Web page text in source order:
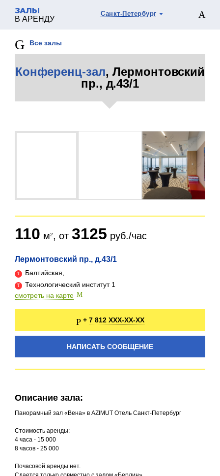
ЗАЛЫ
В АРЕНДУ
Санкт-Петербург
Все залы
Конференц-зал, Лермонтовский
пр., д.43/1
Лермонтовский пр., д.43/1
Балтийская,
Технологический институт 1
смотреть на карте
110 м , от 3125 руб./час
+ 7 812 XXX-XX-XX
НАПИСАТЬ СООБЩЕНИЕ
Описание зала:
Панорамный зал «Вена» в AZIMUT Отель Санкт-Петербург
Стоимость аренды:
4 часа - 15 000
8 часов - 25 000
Почасовой аренды нет.